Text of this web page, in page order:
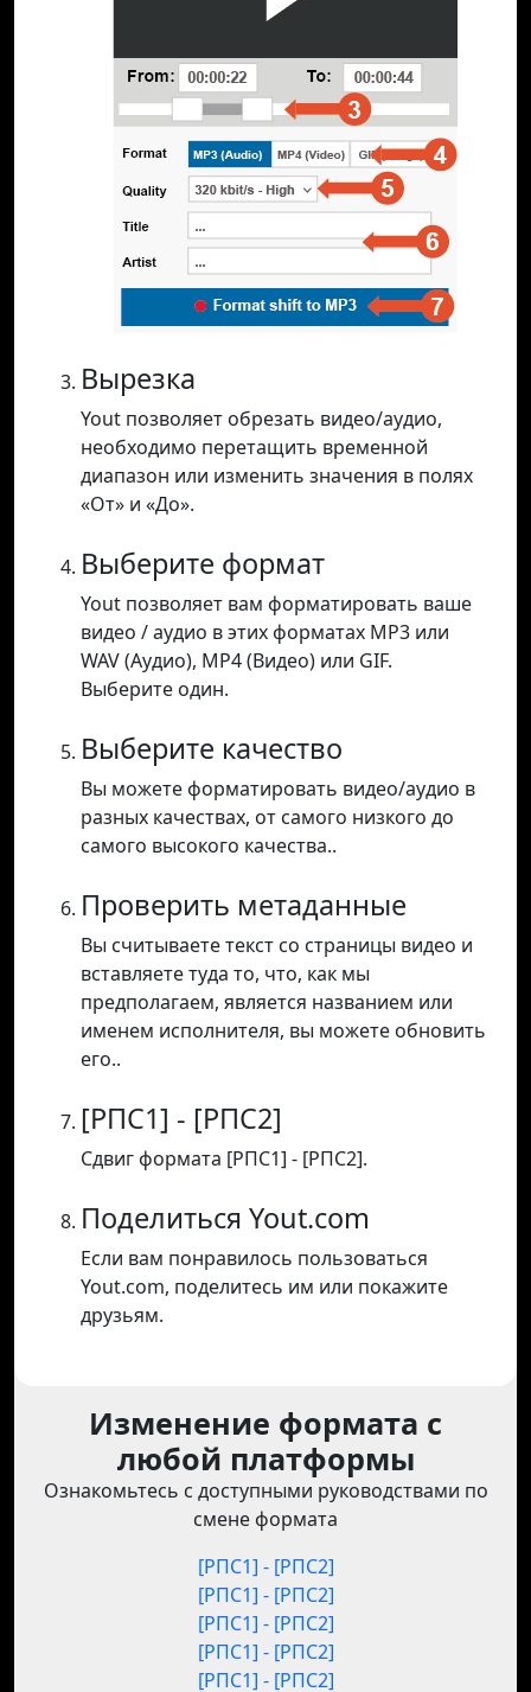
Вырезка
Yout позволяет обрезать видео/аудио,
необходимо перетащить временной
диапазон или изменить значения в полях
«От» и «До».
Выберите формат
Yout позволяет вам форматировать ваше
видео / аудио в этих форматах MP3 или
WAV (Аудио), MP4 (Видео) или GIF.
Выберите один.
Выберите качество
Вы можете форматировать видео/аудио в
разных качествах, от самого низкого до
самого высокого качества..
Проверить метаданные
Вы считываете текст со страницы видео и
вставляете туда то, что, как мы
предполагаем, является названием или
именем исполнителя, вы можете обновить
его..
[РПС1] - [РПС2]
Сдвиг формата [РПС1] - [РПС2].
Поделиться Yout.com
Если вам понравилось пользоваться
Yout.com, поделитесь им или покажите
друзьям.
Изменение формата с
любой платформы
Ознакомьтесь с доступными руководствами по
смене формата
[РПС1] - [РПС2]
[РПС1] - [РПС2]
[РПС1] - [РПС2]
[РПС1] - [РПС2]
[РПС1] - [РПС2]